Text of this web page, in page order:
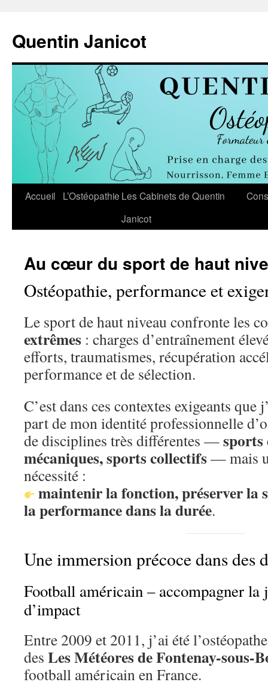
contenu
Quentin Janicot
Accueil L’Ostéopathie Les Cabinets de Quentin
Janicot
Au cœur du sport de haut
Ostéopathie, performance et
Le sport de haut niveau confronte les
extrêmes : charges d’entraînement
efforts, traumatismes, récupération
performance et de sélection.
C’est dans ces contextes exigeants
part de mon identité professionnelle
de disciplines très différentes —sports
mécaniques, sports collectifs— mais
nécessité :
maintenir la fonction, préserver la
la performance dans la durée.
Une immersion précoce dans des
Football américain – accompagner la
d’impact
Entre 2009 et 2011, j’ai été
des Les Météores de Fontenay-sous-
football américain en France.